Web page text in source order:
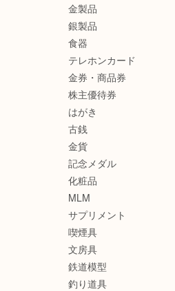
金製品
銀製品
食器
テレホンカード
金券・商品券
株主優待券
はがき
古銭
金貨
記念メダル
化粧品
MLM
サプリメント
喫煙具
文房具
鉄道模型
釣り道具